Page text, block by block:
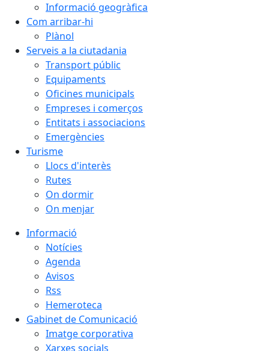
Informació geogràfica
Com arribar-hi
Plànol
Serveis a la ciutadania
Transport públic
Equipaments
Oficines municipals
Empreses i comerços
Entitats i associacions
Emergències
Turisme
Llocs d'interès
Rutes
On dormir
On menjar
Informació
Notícies
Agenda
Avisos
Rss
Hemeroteca
Gabinet de Comunicació
Imatge corporativa
Xarxes socials